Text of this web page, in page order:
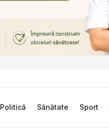
Politică Sănătate Sport